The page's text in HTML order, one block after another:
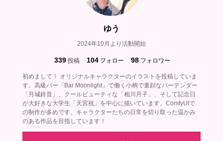
ゆう
2024年10月より活動開始
339 投稿 104 フォロー 98 フォロワー
初めまして！ オリジナルキャラクターのイラストを投稿していま
す。高級バー「Bar Moonlight」で働く小柄で童顔なバーテンダー
「月城鈴音」、クールビューティな「相川月子」、そして記念日
が大好きな大学生「天宮祝」を中心に描いています。ComfyUIで
の制作が多めです。キャラクターたちの日常を切り取った温かみ
のある作品を目指しています！